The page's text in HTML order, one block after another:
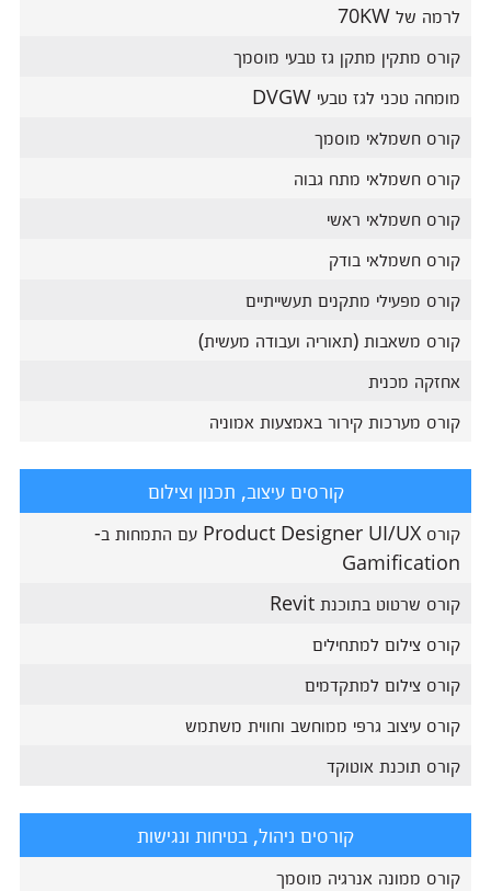
לרמה של 70KW
קורס מתקין מתקן גז טבעי מוסמך
מומחה טכני לגז טבעי DVGW
קורס חשמלאי מוסמך
קורס חשמלאי מתח גבוה
קורס חשמלאי ראשי
קורס חשמלאי בודק
קורס מפעילי מתקנים תעשייתיים
קורס משאבות (תאוריה ועבודה מעשית)
אחזקה מכנית
קורס מערכות קירור באמצעות אמוניה
קורסים עיצוב, תכנון וצילום
קורס Product Designer UI/UX עם התמחות ב-
Gamification
קורס שרטוט בתוכנת Revit
קורס צילום למתחילים
קורס צילום למתקדמים
קורס עיצוב גרפי ממוחשב וחווית משתמש
קורס תוכנת אוטוקד
קורסים ניהול, בטיחות ונגישות
קורס ממונה אנרגיה מוסמך